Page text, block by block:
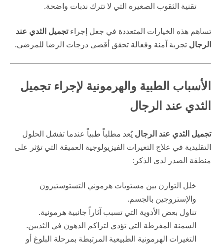
تقنية الثقوب الصغيرة التي لا تترك ندبات واضحة.
تساهم هذه الخيارات المتعددة في جعل إجراءتجميل الثدي عند
الرجال تجربة آمنة وفعالة تحقق أقصى درجات الرضا للمرضى.
الأسباب الطبية والهرمونية لإجراء تجميل
الثدي عند الرجال
تجميل الثدي عند الرجاليُعد مطلباً طبياً عندما تفشل الحلول
التقليدية في علاج التغيرات الفيزيولوجية العميقة التي تؤثر على
منطقة الصدر لدى الذكر:
خلل التوازن بين مستويات هرموني التستوستيرون
والإستروجين بالجسم.
تناول بعض الأدوية التي تسبب آثاراً جانبية هرمونية.
السمنة المفرطة التي تؤدي لتراكم الدهون في الثديين.
التغيرات الهرمونية الطبيعية المرتبطة بمرحلة البلوغ أو